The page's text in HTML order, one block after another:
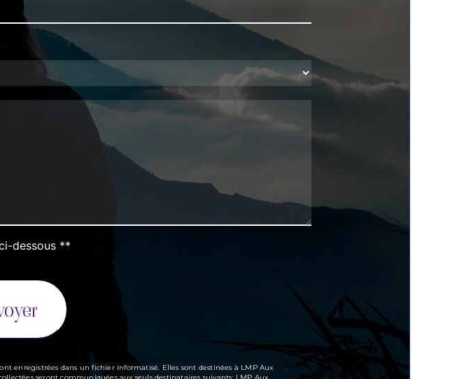
dessous **
enregistrées dans un fichier informatisé. Elles sont destinées à LMP Aux